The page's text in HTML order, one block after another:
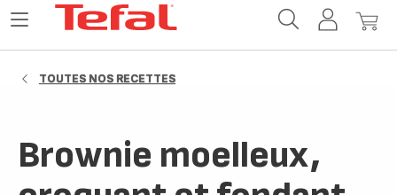
MonMon
Ouvrir
TOUTES NOS RECETTES
Brownie moelleux,